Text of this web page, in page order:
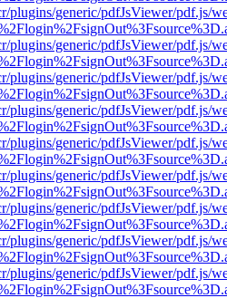
plugins/generic/pdfJsViewer/pdf.js/
plugins/generic/pdfJsViewer/pdf.js/
plugins/generic/pdfJsViewer/pdf.js/
plugins/generic/pdfJsViewer/pdf.js/
plugins/generic/pdfJsViewer/pdf.js/
plugins/generic/pdfJsViewer/pdf.js/
plugins/generic/pdfJsViewer/pdf.js/
plugins/generic/pdfJsViewer/pdf.js/
plugins/generic/pdfJsViewer/pdf.js/